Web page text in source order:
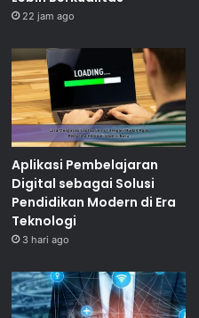
22 jam ago
Aplikasi Pembelajaran
Digital sebagai Solusi
Pendidikan Modern di Era
Teknologi
3 hari ago